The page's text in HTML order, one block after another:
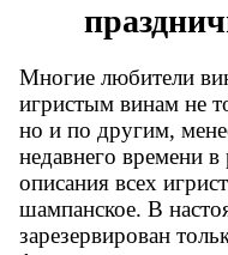
Многие любители
игристым винам не
но и по другим,
недавнего времени
описания всех
шампанское. В
зарезервирован